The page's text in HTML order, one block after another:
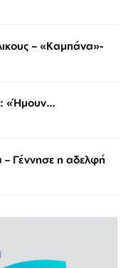
– «Καμπάνα»-
«Ήμουν…
– Γέννησε η αδελφή